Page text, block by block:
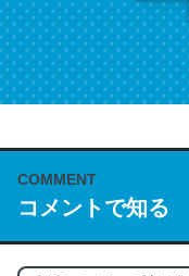
COMMENT
コメントで知る
これは名文。彼はと
う。英語少しでも読
れ好き。Let’s